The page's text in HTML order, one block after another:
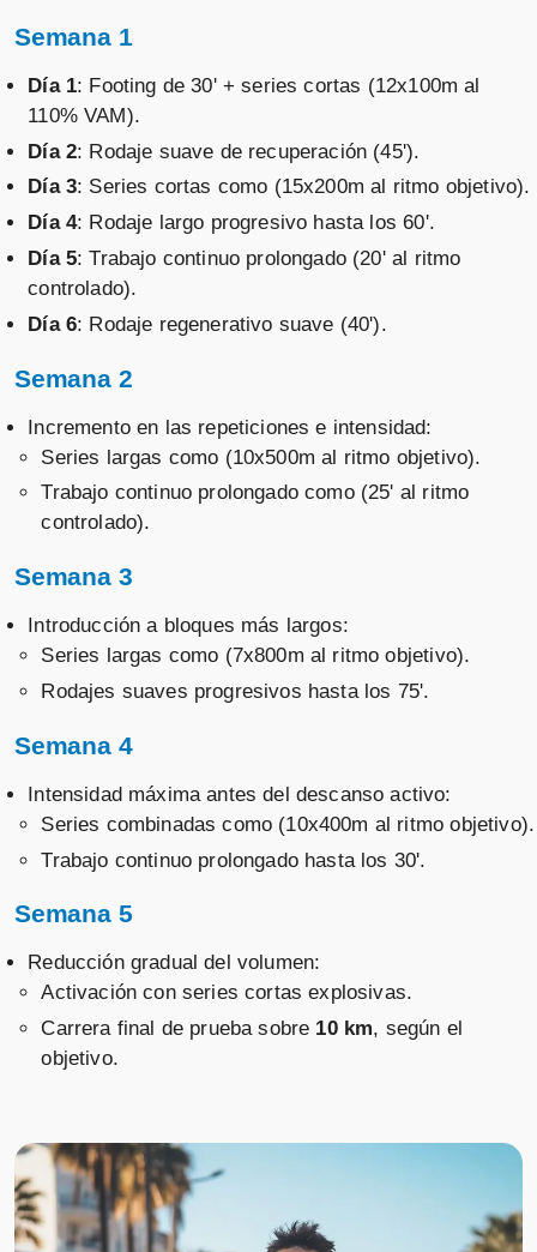
Semana 1
Día 1: Footing de 30' + series cortas (12x100m al
110% VAM).
Día 2: Rodaje suave de recuperación (45').
Día 3: Series cortas como (15x200m al ritmo objetivo).
Día 4: Rodaje largo progresivo hasta los 60'.
Día 5: Trabajo continuo prolongado (20' al ritmo
controlado).
Día 6: Rodaje regenerativo suave (40').
Semana 2
Incremento en las repeticiones e intensidad:
Series largas como (10x500m al ritmo objetivo).
Trabajo continuo prolongado como (25' al ritmo
controlado).
Semana 3
Introducción a bloques más largos:
Series largas como (7x800m al ritmo objetivo).
Rodajes suaves progresivos hasta los 75'.
Semana 4
Intensidad máxima antes del descanso activo:
Series combinadas como (10x400m al ritmo objetivo).
Trabajo continuo prolongado hasta los 30'.
Semana 5
Reducción gradual del volumen:
Activación con series cortas explosivas.
Carrera final de prueba sobre 10 km, según el
objetivo.